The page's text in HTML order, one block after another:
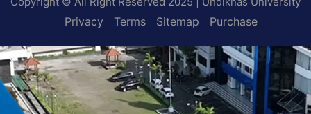
Privacy Terms Sitemap Purchase